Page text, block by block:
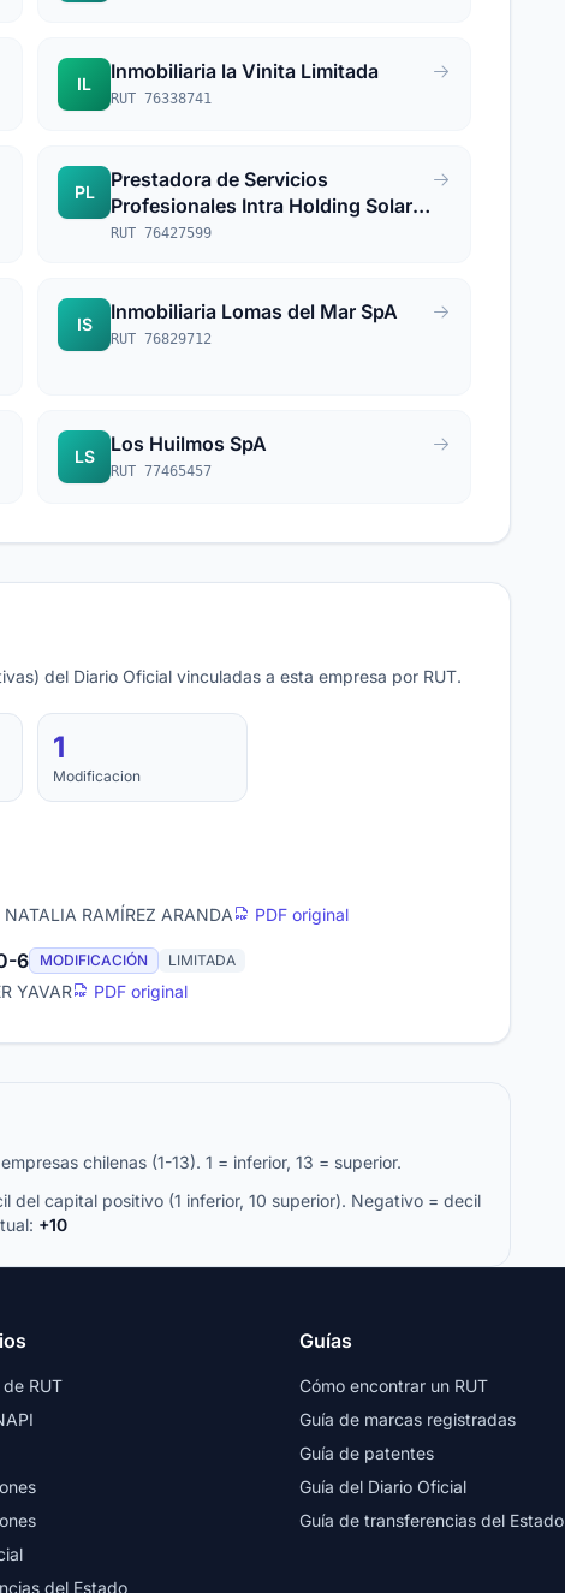
IL
Inmobiliaria la Vinita Limitada
RUT 76338741
PL
Prestadora de Servicios
Profesionales Intra Holding Solari
Limitada
RUT 76427599
IS
Inmobiliaria Lomas del Mar SpA
RUT 76829712
LS
Los Huilmos SpA
RUT 77465457
del Diario Oficial vinculadas a esta empresa por RUT.
1
Modificacion
RAMÍREZ ARANDA PDF original
6 MODIFICACIÓN LIMITADA
YAVAR PDF original
chilenas (1-13). 1 = inferior, 13 = superior.
del capital positivo (1 inferior, 10 superior). Negativo = decil
+10
RUT
del Estado
Guías
Cómo encontrar un RUT
Guía de marcas registradas
Guía de patentes
Guía del Diario Oficial
Guía de transferencias del Estado